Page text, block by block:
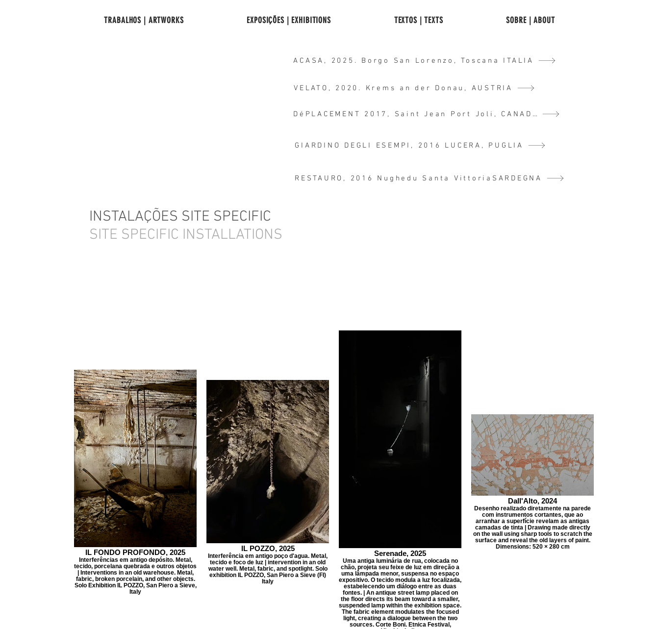
TRABALHOS | ARTWORKS EXPOSIÇÕES | EXHIBITIONS TEXTOS | TEXTS SOBRE | ABOUT
ACASA, 2025. Borgo San Lorenzo, Toscana ITALIA
VELATO, 2020. Krems an der Donau, AUSTRIA
DéPLACEMENT 2017, Saint Jean Port Joli, CANADA
GIARDINO DEGLI ESEMPI, 2016 LUCERA, PUGLIA
RESTAURO, 2016 Nughedu Santa VittoriaSARDEGNA
INSTALAÇÕES SITE SPECIFIC
SITE SPECIFIC INSTALLATIONS
IL FONDO PROFONDO, 2025
Interferências em antigo depósito. Metal,
tecido, porcelana quebrada e outros objetos
| Interventions in an old warehouse. Metal,
fabric, broken porcelain, and other objects.
Solo Exhibition IL POZZO, San Piero a Sieve,
Italy
IL POZZO, 2025
Interferência em antigo poço d'agua. Metal,
tecido e foco de luz | intervention in an old
water well. Metal, fabric, and spotlight. Solo
exhibition IL POZZO, San Piero a Sieve (FI)
Italy
Serenade, 2025
Uma antiga luminária de rua, colocada no
chão, projeta seu feixe de luz em direção a
uma lâmpada menor, suspensa no espaço
expositivo. O tecido modula a luz focalizada,
estabelecendo um diálogo entre as duas
fontes. | An antique street lamp placed on
the floor directs its beam toward a smaller,
suspended lamp within the exhibition space.
The fabric element modulates the focused
light, creating a dialogue between the two
sources. Corte Boni. Etnica Festival,
Dall'Alto, 2024
Desenho realizado diretamente na parede
com instrumentos cortantes, que ao
arranhar a superfície revelam as antigas
camadas de tinta | Drawing made directly
on the wall using sharp tools to scratch the
surface and reveal the old layers of paint.
Dimensions: 520 × 280 cm